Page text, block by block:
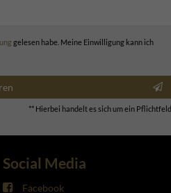
gelesen habe. Meine Einwilligung kann ich
** Hierbei handelt es sich um ein Pflichtfeld.
Social Media
Facebook